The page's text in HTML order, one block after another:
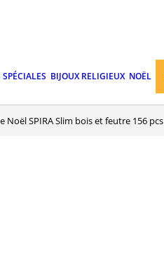
BIJOUX RELIGIEUX NOËL
Noël SPIRA Slim bois et feutre 156 pcs